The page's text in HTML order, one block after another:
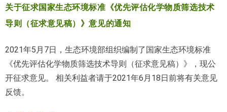
关于征求国家生态环境标准《优先评估化学物质筛选技术
导则（征求意见稿）》意见的通知
2021年5月7日，生态环境部组织编制了国家生态环境标准
《优先评估化学物质筛选技术导则（征求意见稿）》，现公
开征求意见。 相关利益者请于2021年6月18日前将有关意见
反馈。